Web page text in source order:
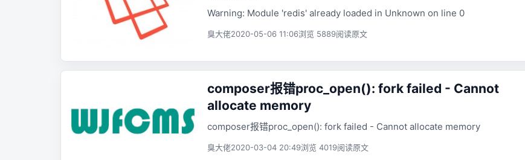
Warning: Module 'redis' already loaded in Unknown on line 0
臭大佬2020-05-06 11:06浏览 5889阅读原文
composer报错proc_open(): fork failed - Cannot
allocate memory
composer报错proc_open(): fork failed - Cannot allocate memory
臭大佬2020-03-04 20:49浏览 4019阅读原文